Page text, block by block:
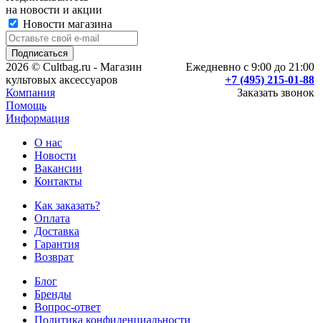
на новости и акции
Новости магазина
Ежедневно с 9:00 до 21:00
+7 (495) 215-01-88
Заказать звонок
2026 © Cultbag.ru - Магазин
культовых аксессуаров
Компания
Помощь
Информация
О нас
Новости
Вакансии
Контакты
Как заказать?
Оплата
Доставка
Гарантия
Возврат
Блог
Бренды
Вопрос-ответ
Политика конфиденциальности